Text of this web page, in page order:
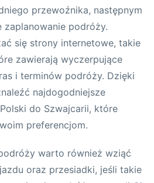
przewoźnika, następnym
zaplanowanie podróży.
się strony internetowe, takie
zawierają wyczerpujące
i terminów podróży. Dzięki
najdogodniejsze
do Szwajcarii, które
preferencjom.
warto również wziąć
oraz przesiadki, jeśli takie